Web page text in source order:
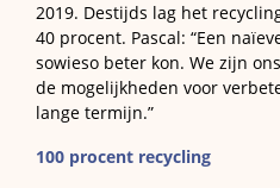
2019. Destijds lag het
40 procent. Pascal: “Een
sowieso beter kon. We zijn
de mogelijkheden voor
lange termijn.”
100 procent recycling